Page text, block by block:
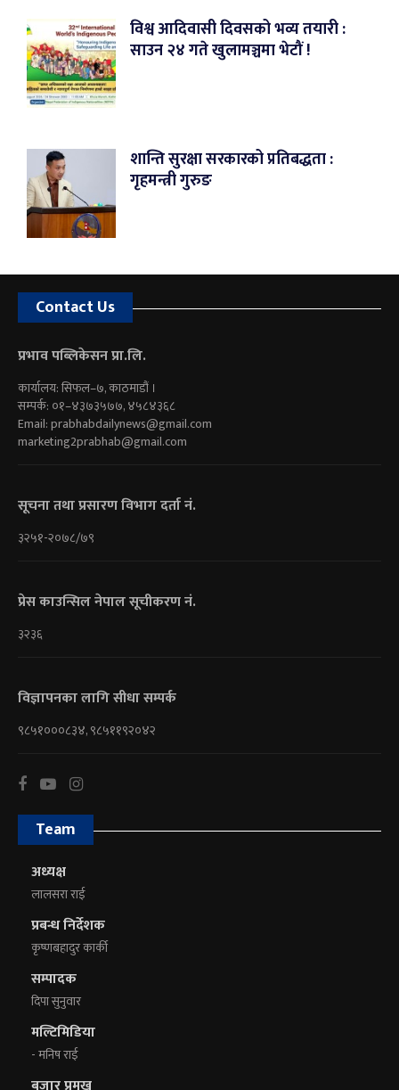
विश्व आदिवासी दिवसको भव्य तयारी :
साउन २४ गते खुलामञ्चमा भेटौं !
शान्ति सुरक्षा सरकारको प्रतिबद्धता :
गृहमन्त्री गुरुङ
Contact Us
प्रभाव पब्लिकेसन प्रा.लि.
कार्यालय: सिफल–७, काठमाडौं ।
सम्पर्क: ०१–४३७३५७७, ४५८४३६८
Email:prabhabdailynews@gmail.com
marketing2prabhab@gmail.com
सूचना तथा प्रसारण विभाग दर्ता नं.
३२५१-२०७८/७९
प्रेस काउन्सिल नेपाल सूचीकरण नं.
३२३६
विज्ञापनका लागि सीधा सम्पर्क
९८५१०००८३४, ९८५११९२०४२
Team
अध्यक्ष
लालसरा राई
प्रबन्ध निर्देशक
कृष्णबहादुर कार्की
सम्पादक
दिपा सुनुवार
मल्टिमिडिया
- मनिष राई